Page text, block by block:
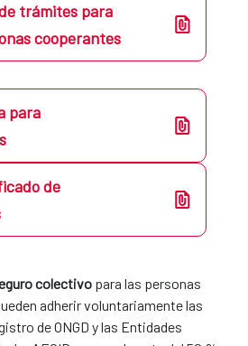
trámites para
cooperantes
para
de
colectivo para las personas
adherir voluntariamente las
de ONGD y las Entidades